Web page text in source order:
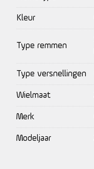
Kleur
Type remmen
Type versnellingen
Wielmaat
Merk
Modeljaar